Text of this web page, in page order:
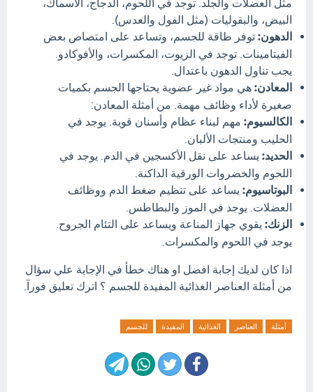
مثل العضلات والجلد. توجد في اللحوم، الدجاج، الأسماك،
البيض، والبقوليات (مثل الفول والعدس).
الدهون: توفر طاقة للجسم، وتساعد على امتصاص بعض
الفيتامينات. توجد في الزيوت، المكسرات، والأفوكادو.
يجب تناول الدهون باعتدال.
المعادن: هي مواد غير عضوية يحتاجها الجسم بكميات
صغيرة لأداء وظائف مهمة. من أمثلة المعادن:
الكالسيوم: مهم لبناء عظام وأسنان قوية. يوجد في
الحليب ومنتجات الألبان.
الحديد: يساعد على نقل الأكسجين في الدم. يوجد في
اللحوم والخضروات الورقية الداكنة.
البوتاسيوم: يساعد على تنظيم ضغط الدم ووظائف
العضلات. يوجد في الموز والبطاطس.
الزنك: يقوي جهاز المناعة ويساعد على التئام الجروح.
يوجد في اللحوم والمكسرات.
اذا كان لديك إجابة افضل او هناك خطأ في الإجابة علي سؤال
من أمثلة العناصر الغذائية المفيدة للجسم ؟ اترك تعليق فورآ.
أمثلة العناصر الغذائية المفيدة للجسم